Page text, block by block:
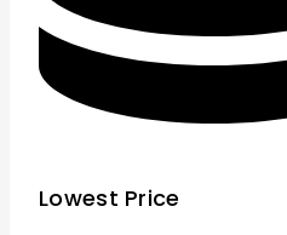
Lowest Price